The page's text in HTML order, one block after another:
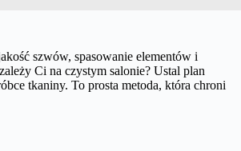
szwów, spasowanie elementów i
Ci na czystym salonie? Ustal plan
tkaniny. To prosta metoda, która chroni